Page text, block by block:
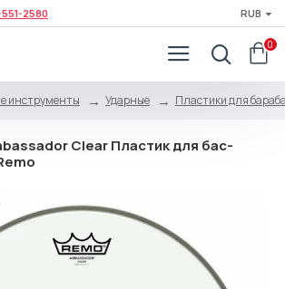
2580 RUB
0
инструменты Ударные Пластики для
Clear Пластик для бас-